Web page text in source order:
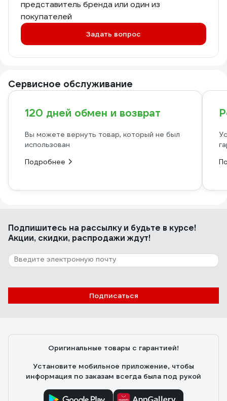
представитель бренда или один из
покупателей
Задать вопрос
Сервисное обслуживание
120 дней обмен и возврат
Вы можете вернуть товар, который не был
использован
Подробнее
Подпишитесь на рассылкуи будьте в курсе!
Акции, скидки, распродажи ждут!
Подписаться
Оригинальные товары с гарантией!
Установите мобильное приложение, чтобы
информация по заказам всегда была под рукой